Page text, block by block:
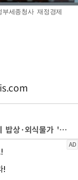
세종청사 재정경제
계란값 석달새 9%↑…'에그플레이션'에 밥상·외식물가 '들썩'